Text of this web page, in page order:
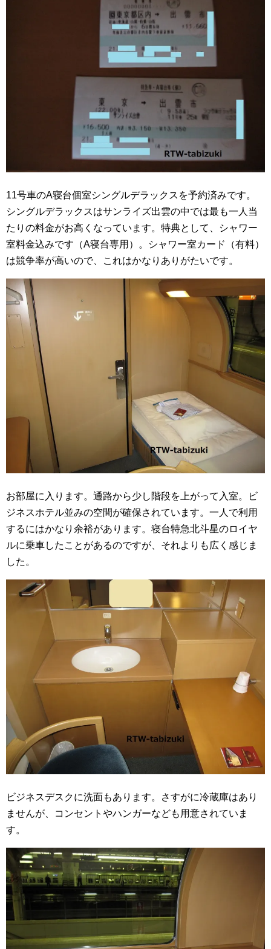
11号車のA寝台個室シングルデラックスを予約済みです。
シングルデラックスはサンライズ出雲の中では最も一人当
たりの料金がお高くなっています。特典として、シャワー
室料金込みです（A寝台専用）。シャワー室カード（有料）
は競争率が高いので、これはかなりありがたいです。
お部屋に入ります。通路から少し階段を上がって入室。ビ
ジネスホテル並みの空間が確保されています。一人で利用
するにはかなり余裕があります。寝台特急北斗星のロイヤ
ルに乗車したことがあるのですが、それよりも広く感じま
した。
ビジネスデスクに洗面もあります。さすがに冷蔵庫はあり
ませんが、コンセントやハンガーなども用意されていま
す。